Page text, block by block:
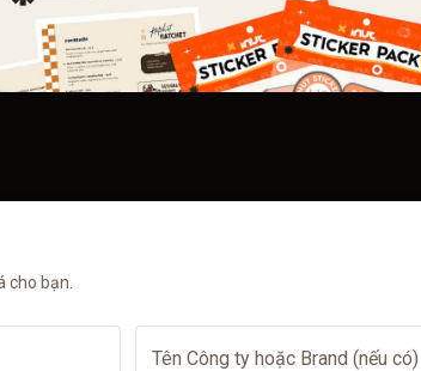
cho bạn.
Tên Công ty hoặc Brand (nếu có)